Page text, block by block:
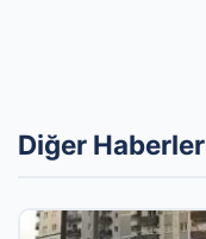
Diğer Haberler